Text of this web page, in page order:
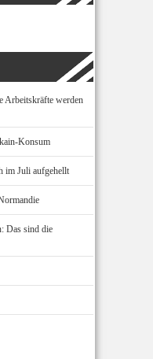
Arbeitskräfte werden
Konsum
im Juli aufgehellt
Das sind die